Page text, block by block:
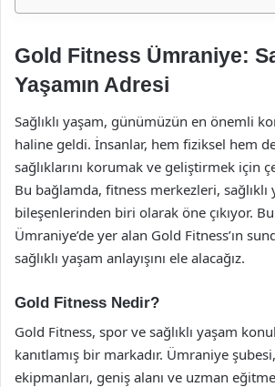
Gold Fitness Ümraniye:
Yaşamın Adresi
Sağlıklı yaşam, günümüzün en önemli
haline geldi. İnsanlar, hem fiziksel hem
sağlıklarını korumak ve geliştirmek için
Bu bağlamda, fitness merkezleri, sağlıklı
bileşenlerinden biri olarak öne çıkıyor.
Ümraniye’de yer alan Gold Fitness’ın
sağlıklı yaşam anlayışını ele alacağız.
Gold Fitness Nedir?
Gold Fitness, spor ve sağlıklı yaşam
kanıtlamış bir markadır. Ümraniye
ekipmanları, geniş alanı ve uzman